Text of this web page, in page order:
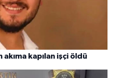
akıma kapılan işçi öldü